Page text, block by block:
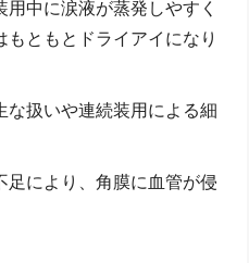
用中に涙液が蒸発しやすく
もともとドライアイになり
な扱いや連続装用による細
足により、角膜に血管が侵